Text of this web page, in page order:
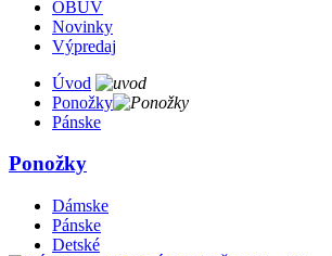
OBUV
Novinky
Výpredaj
Úvod
Ponožky
Pánske
Ponožky
Dámske
Pánske
Detské